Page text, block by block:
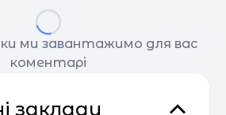
ми завантажимо для вас
коментарі
заклади